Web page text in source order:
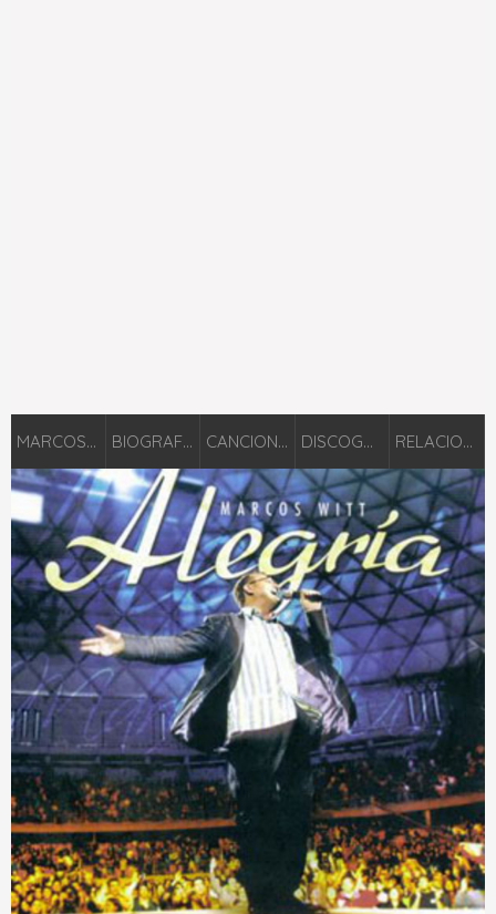
MARCOS WITT BIOGRAFÍA CANCIONES DISCOGRAFÍA RELACIONADOS